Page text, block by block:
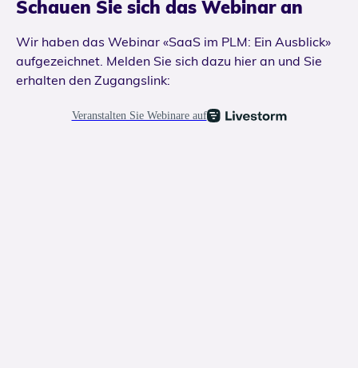
Schauen Sie sich das Webinar an
Wir haben das Webinar «SaaS im PLM: Ein Ausblick»
aufgezeichnet. Melden Sie sich dazu hier an und Sie
erhalten den Zugangslink: